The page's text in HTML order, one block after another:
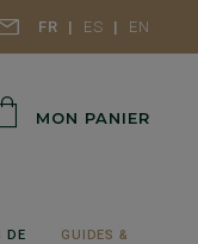
FR ES EN
MON PANIER
DE
GUIDES &